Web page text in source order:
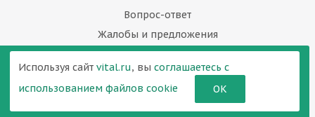
Вопрос-ответ
Жалобы и предложения
Жалобы и предложения
Используя сайт vital.ru, вы соглашаетесь с
использованием файлов cookie
ОК